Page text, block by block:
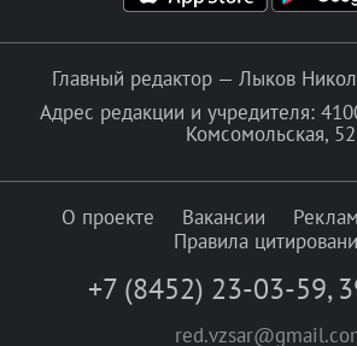
Главный редактор — Лыков
Адрес редакции и учредителя:
Комсомольская, 52
О проекте Вакансии
Правила
+7 (8452) 23-03-59,